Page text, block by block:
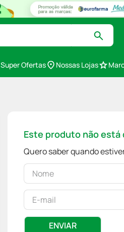
Super Ofertas Nossas Lojas
Este produto não
Quero saber quando
ENVIAR